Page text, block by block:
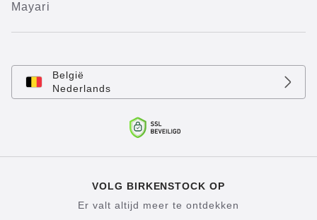
Mayari
België
Nederlands
VOLG BIRKENSTOCK OP
Er valt altijd meer te ontdekken